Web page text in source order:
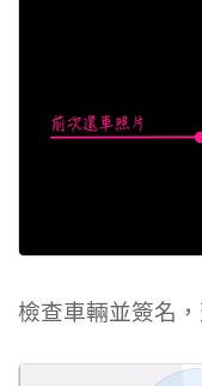
檢查車輛並簽名